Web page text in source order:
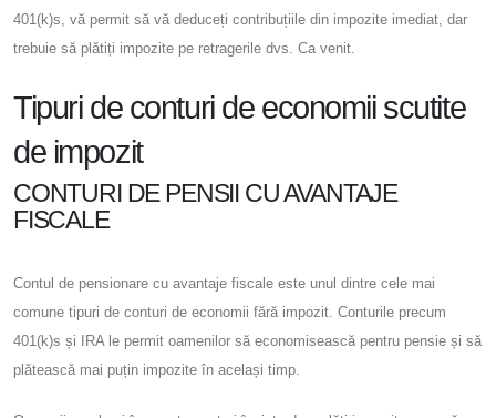
401(k)s, vă permit să vă deduceți contribuțiile din impozite imediat, dar
trebuie să plătiți impozite pe retragerile dvs. Ca venit.
Tipuri de conturi de economii scutite
de impozit
CONTURI DE PENSII CU AVANTAJE
FISCALE
Contul de pensionare cu avantaje fiscale este unul dintre cele mai
comune tipuri de conturi de economii fără impozit. Conturile precum
401(k)s și IRA le permit oamenilor să economisească pentru pensie și să
plătească mai puțin impozite în același timp.